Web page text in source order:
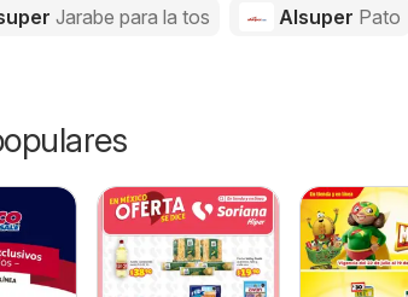
Jarabe para la tos Alsuper Pato